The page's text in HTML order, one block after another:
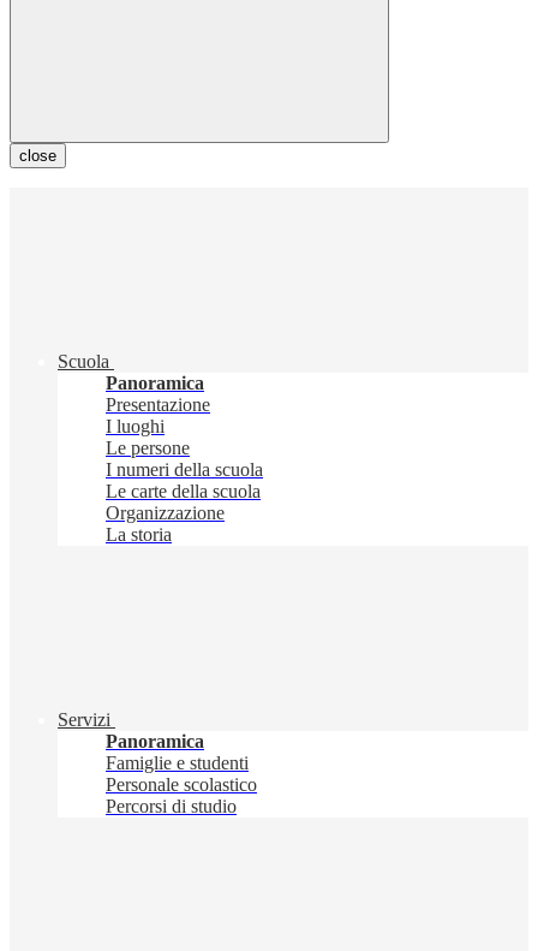
close
Scuola
Panoramica
Presentazione
I luoghi
Le persone
I numeri della scuola
Le carte della scuola
Organizzazione
La storia
Servizi
Panoramica
Famiglie e studenti
Personale scolastico
Percorsi di studio